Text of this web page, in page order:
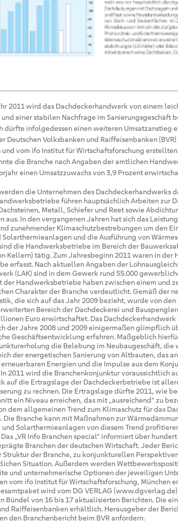
2011 wird das Dachdeckerhandwerk von einem
einer stabilen Nachfrage im Sanierungsgeschäft
dürfte infolgedessen einen weiteren Umsatzanstieg
Deutschen Volksbanken und Raiffeisenbanken
und vom ifo Institut für Wirtschaftsforschung
die Branche nach Angaben der amtlichen
einen Umsatzzuwachs von 3,9 Prozent
die Unternehmen des Dachdeckerhandwerks
führen hauptsächlich Arbeiten zur
Metall, Schiefer und Reet sowie
aus. In den vergangenen Jahren hat sich das
zunehmender Klimaschutzbestrebungen um den
und die Ausführung von
die Handwerksbetriebe im Bereich der
Kellern) tätig. Zum Jahresbeginn 2011 waren in der
erfasst. Nach aktuellen Angaben der
(LAK) sind in dem Gewerk rund 55.000
der Handwerksbetriebe haben zwischen einem und
Charakter der Branche verdeutlicht. Gemäß der
die sich auf das Jahr 2009 bezieht, wurde von
Bereich der Dachdeckerei und
Euro erwirtschaftet. Das Dachdeckerhandwerk
der Jahre 2008 und 2009 einigermaßen glimpflich
Geschäftsentwicklung erfahren. Maßgeblich
die Belebung im Neubaugeschäft, die
der energetischen Sanierung von Altbauten, das
Energien und die Impulse aus dem
2011 wird die Branchenkonjunktur voraussichtlich
auf die Ertragslage der Dachdeckerbetriebe ist
zu rechnen. Die Ertragslage dürfte 2011, wie
ein Niveau erreichen, das mit „ausreichend“ zu
dem allgemeinen Trend zum Klimaschutz für das
Die Branche kann mit Maßnahmen zur
Solarthermieanlagen von diesem Trend
„VR Info Branchen special“ informiert über
Branchen der deutschen Wirtschaft. Jeder
Struktur der Branche, zu konjunkturellen
Situation. Außerdem werden
und unternehmerische Optionen der jeweiligen
vom ifo Institut für Wirtschaftsforschung, München
wird vom DG VERLAG
Bündel von 16 bis 17 aktualisierten Berichten. Die
Raiffeisenbanken erhältlich. Herausgeber der
den Branchenbericht beim BVR anfordern.